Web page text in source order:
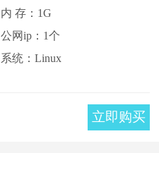
内 存：1G
公网ip：1个
系统：Linux
立即购买